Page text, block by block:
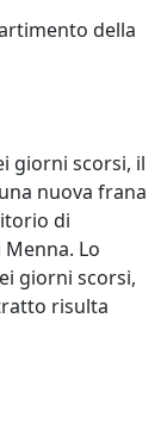
della
giorni scorsi, il
nuova frana
di
Menna. Lo
giorni scorsi,
risulta